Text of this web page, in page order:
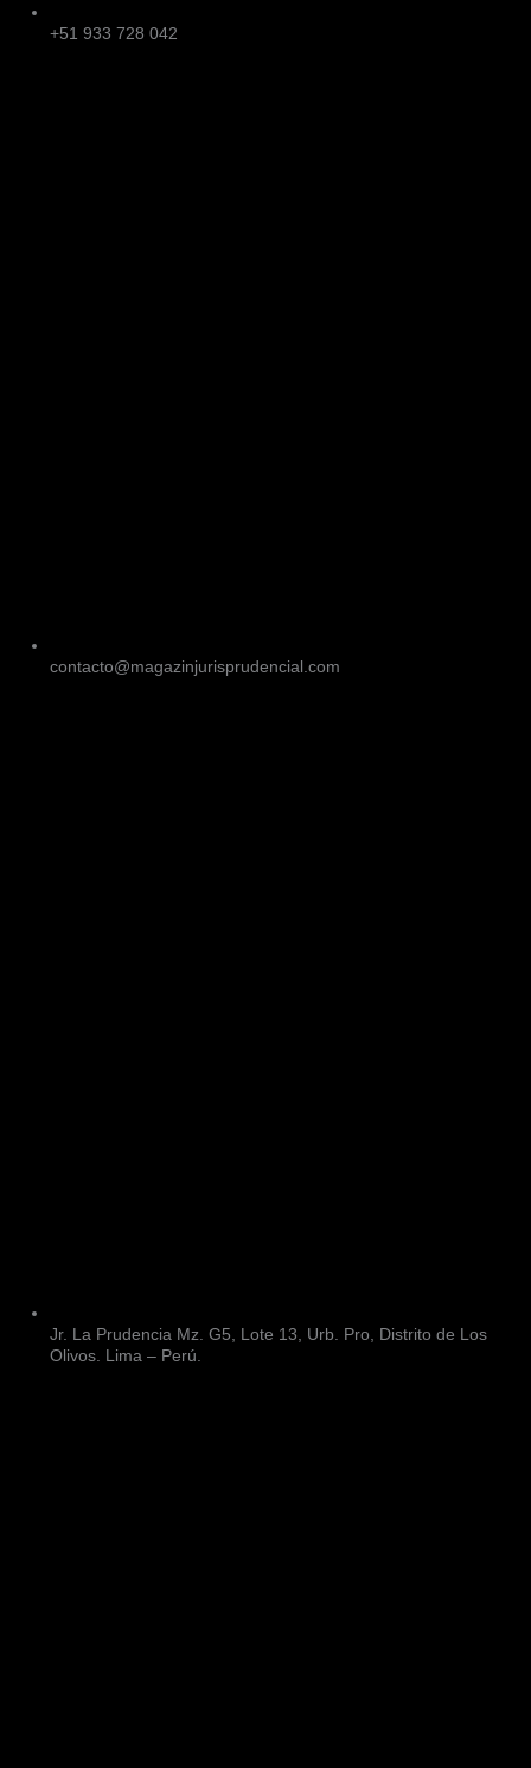
+51 933 728 042
contacto@magazinjurisprudencial.com
Jr. La Prudencia Mz. G5, Lote 13, Urb. Pro, Distrito de Los
Olivos. Lima – Perú.